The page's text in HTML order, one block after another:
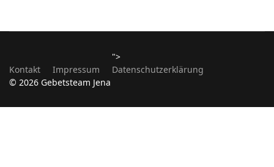
Kontakt Impressum
">
Datenschutzerklärung
© 2026 Gebetsteam Jena